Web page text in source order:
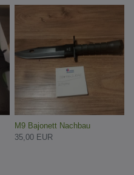
M9 Bajonett Nachbau
35,00 EUR